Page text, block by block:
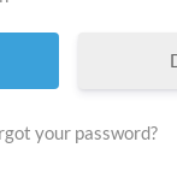
your password?